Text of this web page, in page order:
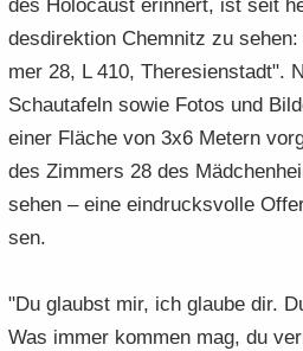
n
­
d
e
­
v
­
o
n
i
­
o
n
n
­
d
a
­
v
a
t
i
­
o
des Ho­lo­caust er­in­nert, ist seit
des­di­rek­ti­on Chem­nitz zu
mer 28, L 410, The­re­si­en­stadt".
Schau­ta­feln sowie Fotos und
einer Flä­che von 3x6 Me­tern
des Zim­mers 28 des
sehen – eine ein­drucks­vol­le
sen.
"Du glaubst mir, ich glau­be dir.
Was immer kom­men mag, du
a
­
t
i
n